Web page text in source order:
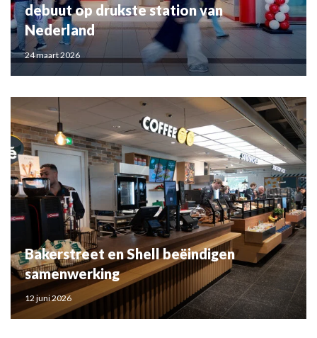
debuut op drukste station van
Nederland
24 maart 2026
Bakerstreet en Shell beëindigen
samenwerking
12 juni 2026